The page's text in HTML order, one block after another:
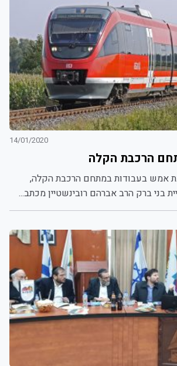
14/01/2020
הרכבת הקלה
אמש בעבודות במתחם הרכבת הקלה,
בני ברק הרב אברהם רובינשטיין מכתב...